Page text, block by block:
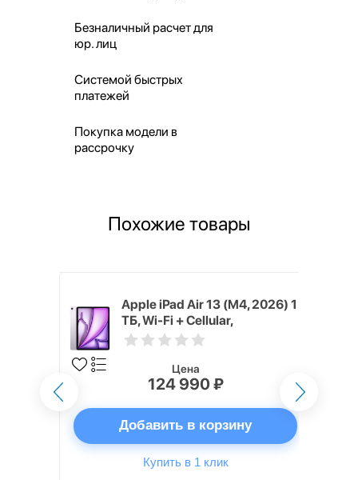
Безналичный расчет для
юр. лиц
Системой быстрых
платежей
Покупка модели в
рассрочку
Похожие товары
Apple iPad Air 13 (M4, 2026) 1
ТБ, Wi-Fi + Cellular,
Фиолетовый (Purple)
Цена
124 990 ₽
Добавить в корзину
Купить в 1 клик